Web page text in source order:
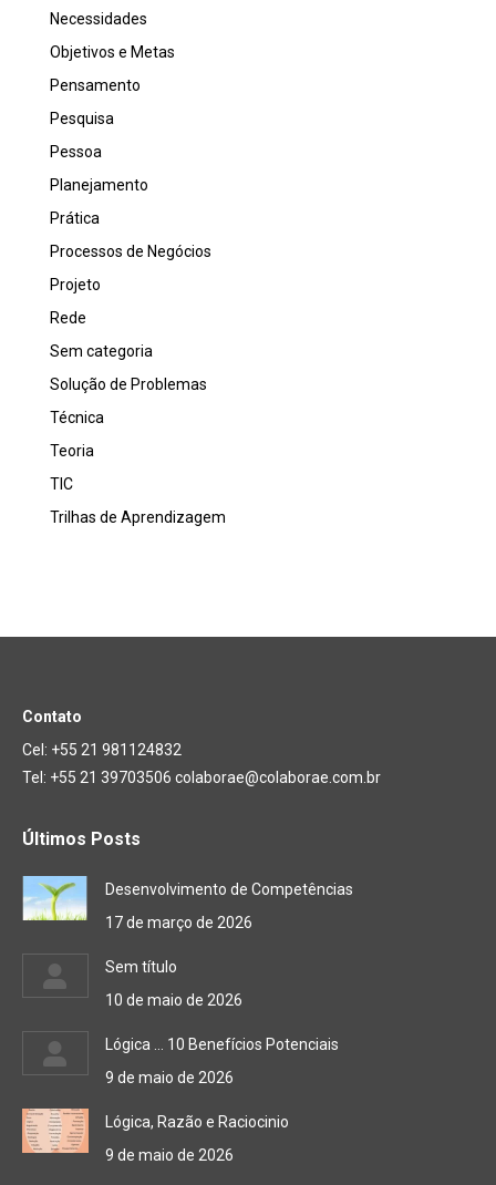
Necessidades
Objetivos e Metas
Pensamento
Pesquisa
Pessoa
Planejamento
Prática
Processos de Negócios
Projeto
Rede
Sem categoria
Solução de Problemas
Técnica
Teoria
TIC
Trilhas de Aprendizagem
Contato
Cel: +55 21 981124832
Tel: +55 21 39703506 colaborae@colaborae.com.br
Últimos Posts
Desenvolvimento de Competências
17 de março de 2026
Sem título
10 de maio de 2026
Lógica … 10 Benefícios Potenciais
9 de maio de 2026
Lógica, Razão e Raciocinio
9 de maio de 2026